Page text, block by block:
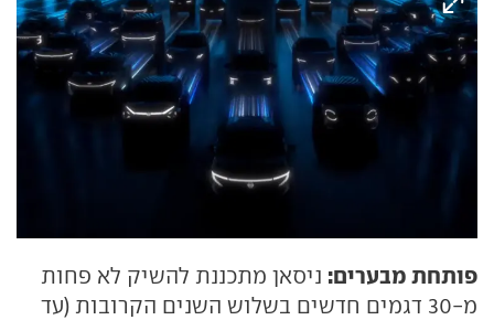
פותחת מבערים: ניסאן מתכננת להשיק לא פחות
מ-30 דגמים חדשים בשלוש השנים הקרובות (עד